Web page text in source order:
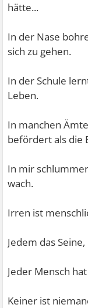
hätte...
In der Nase
sich zu gehen.
In der Schule
Leben.
In manchen
befördert als die
In mir
wach.
Irren ist
Jedem das
Jeder Mensch
Keiner ist